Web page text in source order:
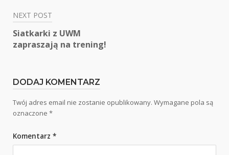
NEXT POST
Siatkarki z UWM
zapraszają na trening!
DODAJ KOMENTARZ
Twój adres email nie zostanie opublikowany. Wymagane pola są
oznaczone *
Komentarz *